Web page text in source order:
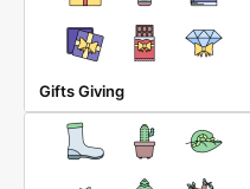
Gifts Giving